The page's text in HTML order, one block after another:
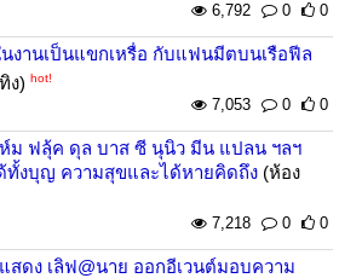
6,792 0 0
งานเป็นแขกเหรื่อ กับแฟนมีตบนเรือฟีล
ง) hot!
7,053 0 0
ห์ม ฟลุ้ค ดุล บาส ซี นุนิว มีน แปลน ฯลฯ
ทั้งบุญ ความสุขและได้หายคิดถึง (ห้อง
7,218 0 0
ดง เลิฟ@นาย ออกอีเวนต์มอบความ